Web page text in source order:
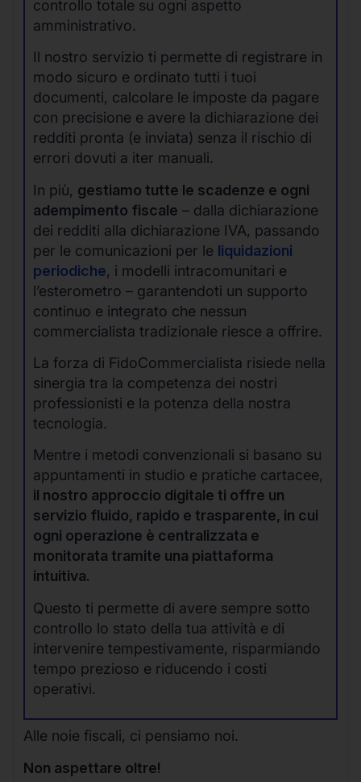
controllo totale su ogni aspetto
amministrativo.
Il nostro servizio ti permette di registrare in
modo sicuro e ordinato tutti i tuoi
documenti, calcolare le imposte da pagare
con precisione e avere la dichiarazione dei
redditi pronta (e inviata) senza il rischio di
errori dovuti a iter manuali.
In più, gestiamo tutte le scadenze e ogni
adempimento fiscale – dalla dichiarazione
dei redditi alla dichiarazione IVA, passando
per le comunicazioni per le liquidazioni
periodiche, i modelli intracomunitari e
l’esterometro – garantendoti un supporto
continuo e integrato che nessun
commercialista tradizionale riesce a offrire.
La forza di FidoCommercialista risiede nella
sinergia tra la competenza dei nostri
professionisti e la potenza della nostra
tecnologia.
Mentre i metodi convenzionali si basano su
appuntamenti in studio e pratiche cartacee,
il nostro approccio digitale ti offre un
servizio fluido, rapido e trasparente, in cui
ogni operazione è centralizzata e
monitorata tramite una piattaforma
intuitiva.
Questo ti permette di avere sempre sotto
controllo lo stato della tua attività e di
intervenire tempestivamente, risparmiando
tempo prezioso e riducendo i costi
operativi.
Alle noie fiscali, ci pensiamo noi.
Non aspettare oltre!